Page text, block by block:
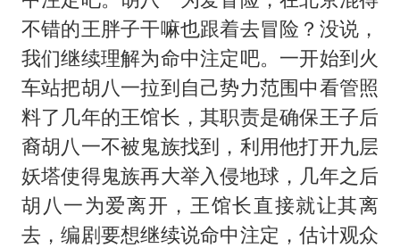
不错的王胖子干嘛也跟着去冒险？没说，
我们继续理解为命中注定吧。一开始到火
车站把胡八一拉到自己势力范围中看管照
料了几年的王馆长，其职责是确保王子后
裔胡八一不被鬼族找到，利用他打开九层
妖塔使得鬼族再大举入侵地球，几年之后
胡八一为爱离开，王馆长直接就让其离
去，编剧要想继续说命中注定，估计观众